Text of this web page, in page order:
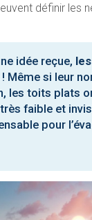
définir les
idée reçue,
! Même si leur
les toits plats
faible et
pour